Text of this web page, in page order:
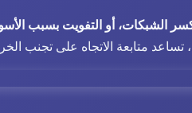
الشبكات، أو التفويت بسبب
تساعد متابعة الاتجاه على تجنب